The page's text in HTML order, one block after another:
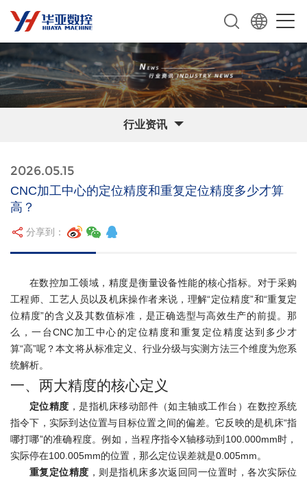
行业资讯
2026.05.15
CNC加工中心的定位精度和重复定位精度多少才算
高？
分享到：
在数控加工领域，精度是衡量设备性能的核心指标。对于采购
工程师、工艺人员以及机床操作者来说，理解“定位精度”和“重复定
位精度”的含义及其数值标准，是正确选型与高效生产的前提。那
么，一台CNC加工中心的定位精度和重复定位精度达到多少才
算“高”呢？本文将从标准定义、行业分级与实测方法三个维度为您系
统解析。
一、两大精度的核心定义
定位精度 ，是指机床移动部件（如主轴或工作台）在数控系统
指令下，实际到达位置与目标位置之间的偏差。它反映的是机床“指
哪打哪”的准确程度。例如，当程序指令X轴移动到100.000mm时，
实际停在100.005mm的位置，那么定位误差就是0.005mm。
重复定位精度 ，则是指机床多次返回同一位置时，各次实际位